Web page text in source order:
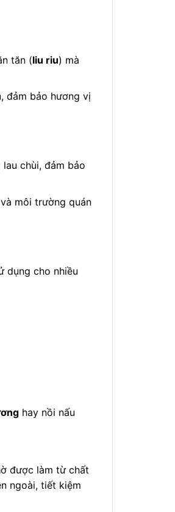
tăn (liu riu) mà
đảm bảo hương vị
chùi, đảm bảo
môi trường quán
dụng cho nhiều
hay nồi nấu
được làm từ chất
ngoài, tiết kiệm